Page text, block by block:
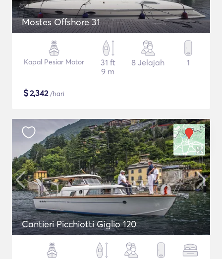
Mostes Offshore 31
Kapal Pesiar Motor
31 ft
9 m
8 Jelajah 1
$2,342/hari
Cantieri Picchiotti Giglio 120